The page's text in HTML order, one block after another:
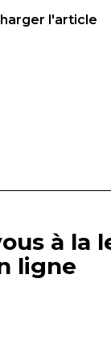
l'article
à la
ligne